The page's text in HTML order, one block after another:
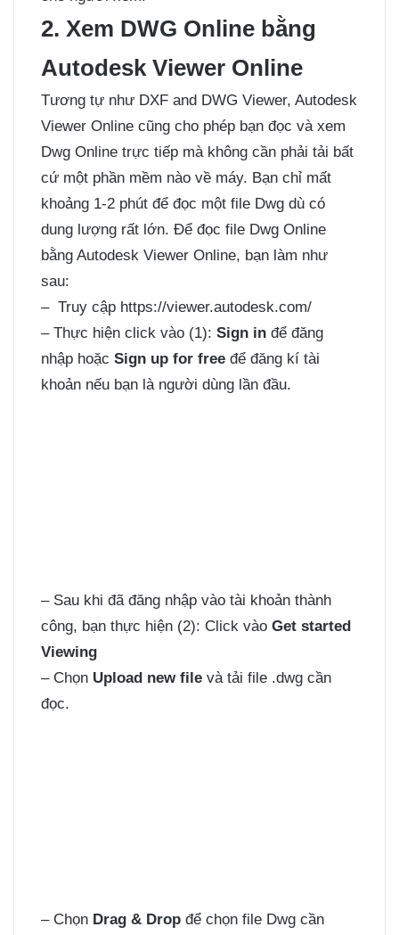
2. Xem DWG Online bằng
Autodesk Viewer Online
Tương tự như DXF and DWG Viewer, Autodesk
Viewer Online cũng cho phép bạn đọc và xem
Dwg Online trực tiếp mà không cần phải tải bất
cứ một phần mềm nào về máy. Bạn chỉ mất
khoảng 1-2 phút để đọc một file Dwg dù có
dung lượng rất lớn. Để đọc file Dwg Online
bằng Autodesk Viewer Online, bạn làm như
sau:
– Truy cập https://viewer.autodesk.com/
– Thực hiện click vào (1): Sign in để đăng
nhập hoặc Sign up for free để đăng kí tài
khoản nếu bạn là người dùng lần đầu.
– Sau khi đã đăng nhập vào tài khoản thành
công, bạn thực hiện (2): Click vào Get started
Viewing
– Chọn Upload new file và tải file .dwg cần
đọc.
– Chọn Drag & Drop để chọn file Dwg cần